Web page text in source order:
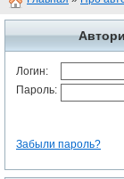
Логин:
Пароль:
Забыли пароль?